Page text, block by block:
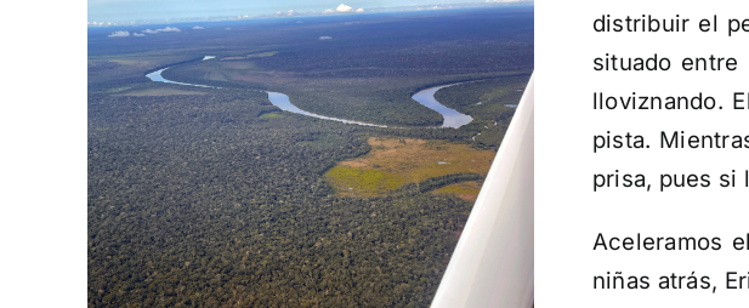
distribuir el
situado entre
lloviznando.
pista.
prisa, pues si
Aceleramos
niñas atrás,